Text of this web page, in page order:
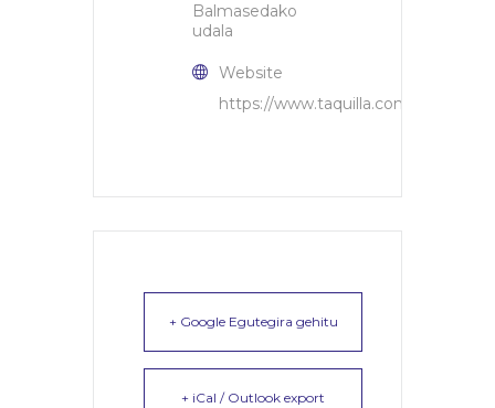
Balmasedako
udala
Website
https://www.taquilla.com/entradas/
+ Google Egutegira gehitu
+ iCal / Outlook export